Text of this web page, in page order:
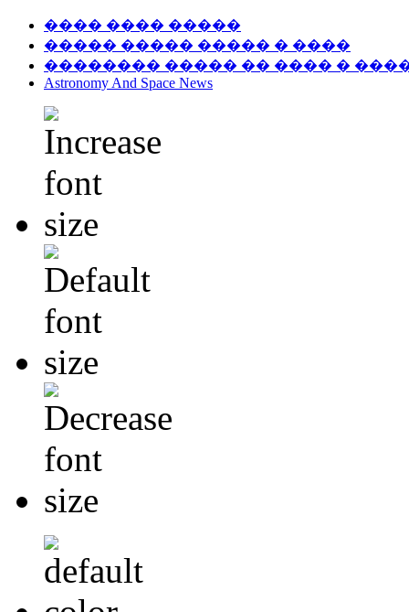
���� ���� �����
����� ����� ����� � ����
�������� ����� �� ���� �
Astronomy And Space News